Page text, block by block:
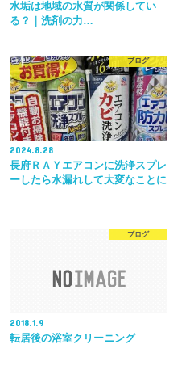
水垢は地域の水質が関係してい
る？｜洗剤の力…
ブログ
2024.8.28
長府ＲＡＹエアコンに洗浄スプレ
ーしたら水漏れして大変なことに
ブログ
2018.1.9
転居後の浴室クリーニング